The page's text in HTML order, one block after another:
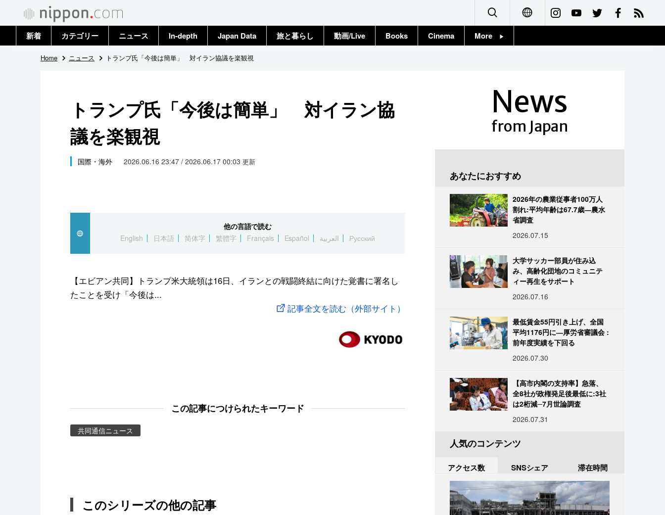
Français
新着 カテゴリー
政治・外交
社会
文化
スポーツ・東京2020
ニュース
トップ
In-depth Japan Data 旅と暮らし 動画/Live Books Cinema More
Home ニュース トランプ氏「今後は簡単」 対イラン協議を楽観視
トランプ氏「今後は簡単」 対イラン協
議を楽観視
国際・海外 2026.06.16 23:47 / 2026.06.17 00:03 更新
他の言語で読む
English
日本語 简体字 繁體字 Français Español العربية Русский
【エビアン共同】トランプ米大統領は16日、イランとの戦闘終結に向けた覚書に署名し
たことを受け「今後は...
記事全文を読む（外部サイト）
この記事につけられたキーワード
共同通信ニュース
このシリーズの他の記事
News
from Japan
あなたにおすすめ
2026年の農業従事者100万人
割れ:平均年齢は67.7歳―農水
省調査
2026.07.15
大学サッカー部員が住み込
み、高齢化団地のコミュニテ
ィー再生をサポート
2026.07.16
最低賃金55円引き上げ、全国
平均1176円に―厚労省審議会 :
前年度実績を下回る
2026.07.30
【高市内閣の支持率】急落、
全8社が政権発足後最低に:3社
は2桁減─7月世論調査
2026.07.31
人気のコンテンツ
アクセス数 SNSシェア 滞在時間